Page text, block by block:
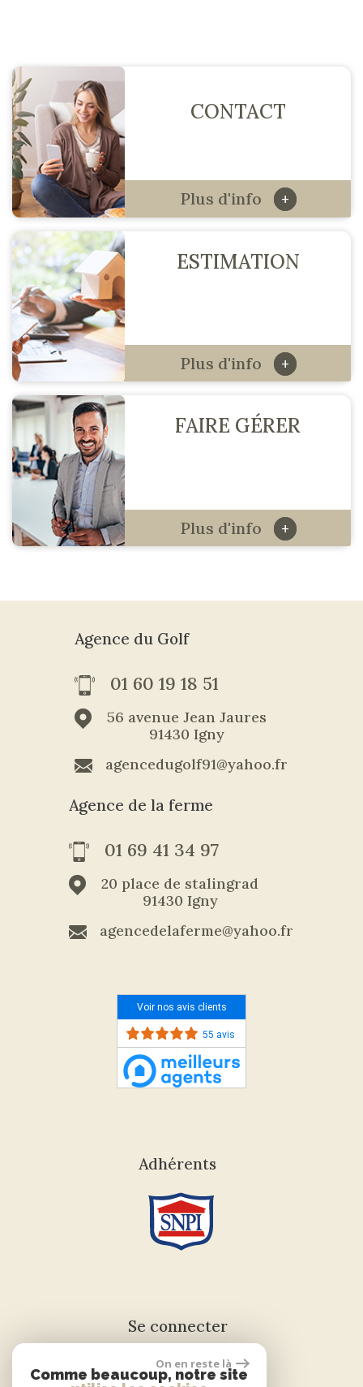
CONTACT
Plus d'info +
ESTIMATION
Plus d'info +
FAIRE GÉRER
Plus d'info +
Agence du Golf
01 60 19 18 51
56 avenue Jean Jaures
91430 Igny
agencedugolf91@yahoo.fr
Agence de la ferme
01 69 41 34 97
20 place de stalingrad
91430 Igny
agencedelaferme@yahoo.fr
Voir nos avis clients
55 avis
Adhérents
Se connecter
On en reste là
Comme beaucoup, notre site